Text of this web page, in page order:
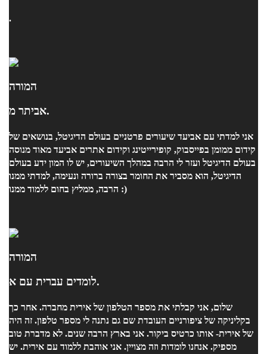
.
המורה
אביתר מ.
אני למדתי עם אביעד שיעורים פרטניים בעולם הדיגיטל, בנושאים של
קידום ממומן בפייסבוק, קופירייטינג וקידום אתרים אביעד מאוד מנוסה
בעולם הדיגיטל ועזר לי הרבה במהלך השיעורים, יש לו המון ידע בעולם
הדיגיטל, הוא מסביר את החומר בצורה ברורה ונעימה, למדתי ממנו
הרבה, ממליץ בחום ללמוד ממנו :)
המורה
לומדים עברית עם א.
שלום, אני קבלתי את מספר הטלפון של אירית מחברה. אחר כך
בקליניקה של ציפורניים העובדת שם גם נתנה לי מספר טלפון. זה היה
של אירית- אותו כרטיס ביקור. אני בארץ הרבה שנים. לא מדברת טוב
מספיק. אנחנו לומדות וזה מצויין. אני אוהבת ללמוד עם אירית. יש